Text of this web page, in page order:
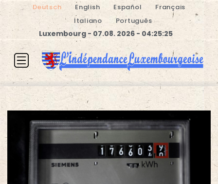
Deutsch English Español
Français
Italiano
Português
Luxembourg - 07.08. 2026 - 04:25:25